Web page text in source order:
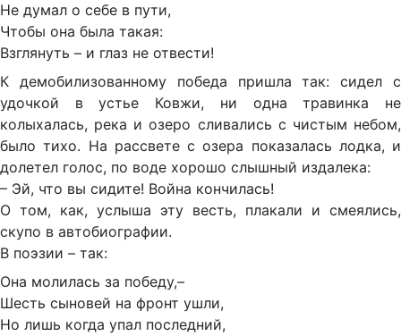
Не думал о себе в пути,
Чтобы она была такая:
Взглянуть – и глаз не отвести!
К демобилизованному победа пришла так: сидел с
удочкой в устье Ковжи, ни одна травинка не
колыхалась, река и озеро сливались с чистым небом,
было тихо. На рассвете с озера показалась лодка, и
долетел голос, по воде хорошо слышный издалека:
– Эй, что вы сидите! Война кончилась!
О том, как, услыша эту весть, плакали и смеялись,
скупо в автобиографии.
В поэзии – так:
Она молилась за победу,–
Шесть сыновей на фронт ушли,
Но лишь когда упал последний,